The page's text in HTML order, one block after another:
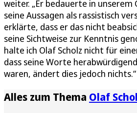
weiter. „Er bedauerte in unserem
seine Aussagen als rassistisch
erklärte, dass er das nicht
seine Sichtweise zur Kenntnis
halte ich Olaf Scholz nicht für
dass seine Worte
waren, ändert dies jedoch nichts.“
Alles zum Thema Olaf